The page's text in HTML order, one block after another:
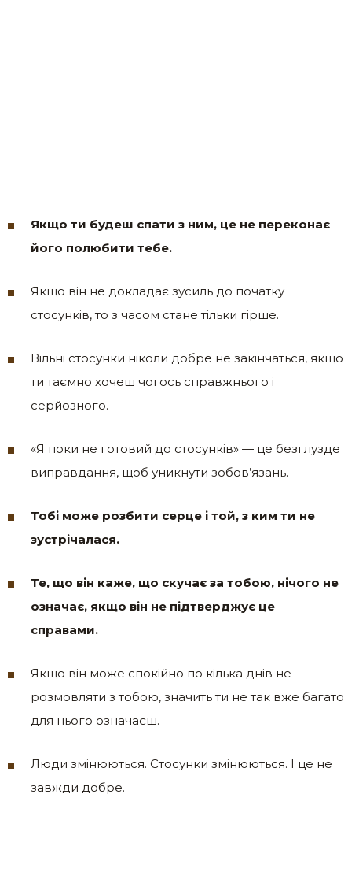
Якщо ти будеш спати з ним, це не переконає
його полюбити тебе.
Якщо він не докладає зусиль до початку
стосунків, то з часом стане тільки гірше.
Вільні стосунки ніколи добре не закінчаться, якщо
ти таємно хочеш чогось справжнього і
серйозного.
«Я поки не готовий до стосунків» — це безглузде
виправдання, щоб уникнути зобов’язань.
Тобі може розбити серце і той, з ким ти не
зустрічалася.
Те, що він каже, що скучає за тобою, нічого не
означає, якщо він не підтверджує це
справами.
Якщо він може спокійно по кілька днів не
розмовляти з тобою, значить ти не так вже багато
для нього означаєш.
Люди змінюються. Стосунки змінюються. І це не
завжди добре.